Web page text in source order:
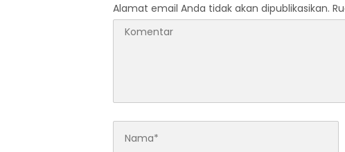
Alamat email Anda tidak akan dipublikasikan.